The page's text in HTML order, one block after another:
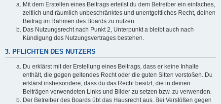
Mit dem Erstellen eines Beitrags erteilst du dem Betreiber ein einfaches,
zeitlich und räumlich unbeschränktes und unentgeltliches Recht, deinen
Beitrag im Rahmen des Boards zu nutzen.
Das Nutzungsrecht nach Punkt 2, Unterpunkt a bleibt auch nach
Kündigung des Nutzungsvertrages bestehen.
3. PFLICHTEN DES NUTZERS
Du erklärst mit der Erstellung eines Beitrags, dass er keine Inhalte
enthält, die gegen geltendes Recht oder die guten Sitten verstoßen. Du
erklärst insbesondere, dass du das Recht besitzt, die in deinen
Beiträgen verwendeten Links und Bilder zu setzen bzw. zu verwenden.
Der Betreiber des Boards übt das Hausrecht aus. Bei Verstößen gegen